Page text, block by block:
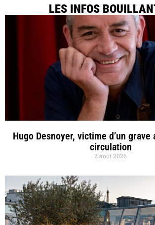
LES INFOS
Hugo Desnoyer, victime d’un
circulation
2 août 2026